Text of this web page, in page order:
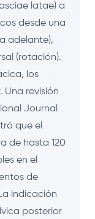
latae) a
desde una
adelante),
(rotación).
los
revisión
Journal
que el
de hasta 120
en el
de
indicación
posterior